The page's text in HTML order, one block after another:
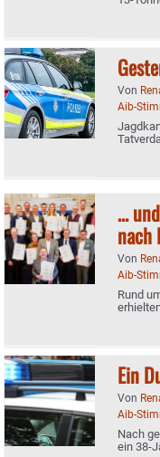
Von
Aib-
…
nach
Von
Aib-
Rund
Ein
Von
Aib-
Nach
ein 38-